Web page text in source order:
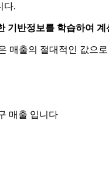
다.
기반정보를 학습하여 계
매출의 절대적인 값으
매출 입니다